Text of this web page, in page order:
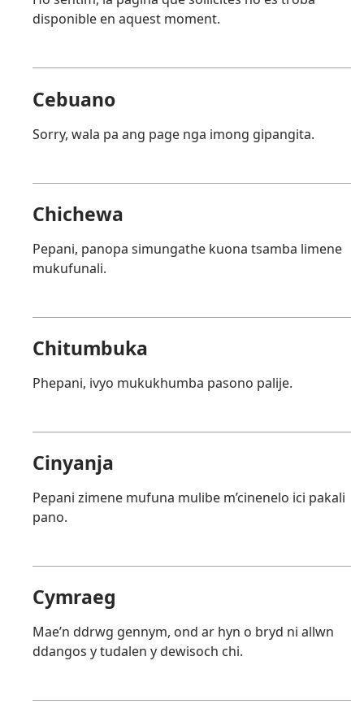
disponible en aquest moment.
Cebuano
Sorry, wala pa ang page nga imong gipangita.
Chichewa
Pepani, panopa simungathe kuona tsamba limene
mukufunali.
Chitumbuka
Phepani, ivyo mukukhumba pasono palije.
Cinyanja
Pepani zimene mufuna mulibe m’cinenelo ici pakali
pano.
Cymraeg
Mae’n ddrwg gennym, ond ar hyn o bryd ni allwn
ddangos y tudalen y dewisoch chi.